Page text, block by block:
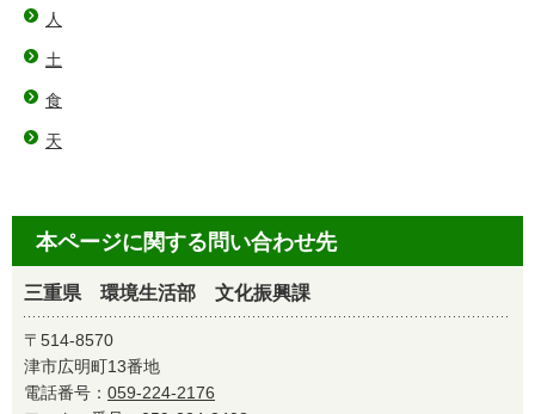
人
土
食
天
本ページに関する問い合わせ先
三重県 環境生活部 文化振興課
〒514-8570
津市広明町13番地
電話番号： 059-224-2176